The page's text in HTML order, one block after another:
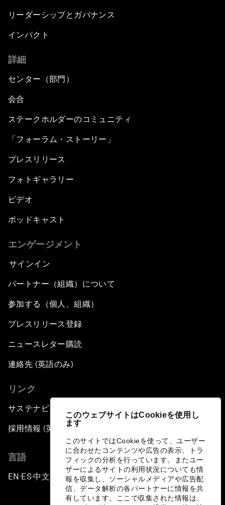
このウェブサイトはCookieを使用し
ます
このサイトではCookieを使って、ユーザー
に合わせたコンテンツや広告の表示、トラ
フィックの分析を行っています。またユー
ザーによるサイトの利用状況についても情
報を収集し、ソーシャルメディアや広告配
信、データ解析の各パートナーに情報を共
有しています。ここで収集された情報は、
リーダーシップとガバナンス
インパクト
詳細
センター（部門）
会合
ステークホルダーのコミュニティ
「フォーラム・ストーリー」
プレスリリース
フォトギャラリー
ビデオ
ポッドキャスト
エンゲージメント
サインイン
パートナー（組織）について
参加する（個人、組織）
プレスリリース登録
ニュースレター購読
連絡先 (英語のみ)
リンク
サステナビリティへの取り組み
採用情報 (英語のみ)
言語
EN ▪ES▪中文▪ 日本語